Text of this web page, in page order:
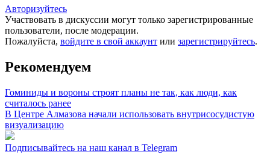
Авторизуйтесь
Участвовать в дискуссии могут только зарегистрированные
пользователи, после модерации.
Пожалуйста, войдите в свой аккаунт или зарегистрируйтесь.
Рекомендуем
Гоминиды и вороны строят планы не так, как люди, как
считалось ранее
В Центре Алмазова начали использовать внутрисосудистую
визуализацию
Подписывайтесь на наш канал в Telegram